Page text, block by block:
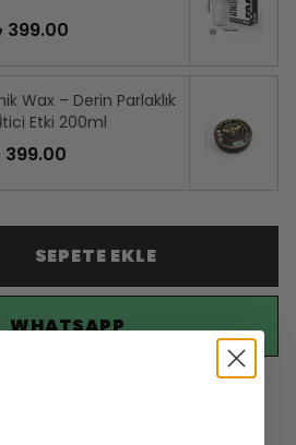
399.00
Wax – Derin Parlaklık
Etki 200ml
SEPETE EKLE
WHATSAPP